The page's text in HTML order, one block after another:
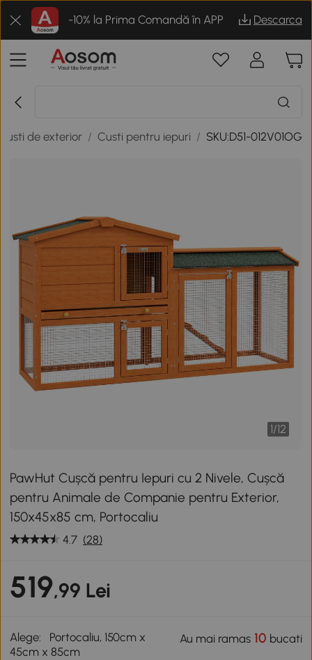
-10% la Prima Comandă în APP Descarca
de exterior / Custi pentru iepuri / SKU:D51-012V01OG
1/12
PawHut Cușcă pentru Iepuri cu 2 Nivele, Cușcă
pentru Animale de Companie pentru Exterior,
150x45x85 cm, Portocaliu
4.7 (28)
519,99 Lei
Alege:
Portocaliu, 150cm x
45cm x 85cm
Au mai ramas10 bucati